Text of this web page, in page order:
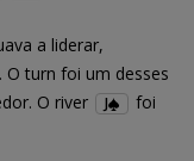
a liderar,
. O turn foi um desses
O river J
foi